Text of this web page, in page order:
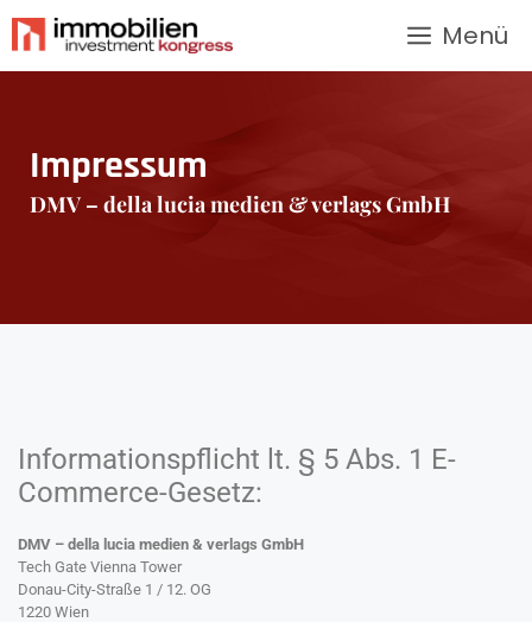
Menü
Impressum
DMV – della lucia medien & verlags GmbH
Informationspflicht lt. § 5 Abs. 1 E-
Commerce-Gesetz:
DMV – della lucia medien & verlags GmbH
Tech Gate Vienna Tower
Donau-City-Straße 1 / 12. OG
1220 Wien